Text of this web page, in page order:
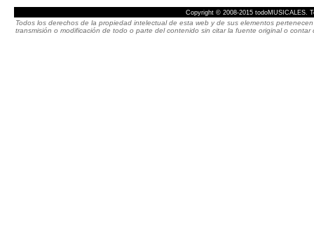
Copyright © 2008-2015 todoMUSICALES.
Todos los derechos de la propiedad intelectual de esta web y de sus elementos
transmisión o modificación de todo o parte del contenido sin citar la fuente original o